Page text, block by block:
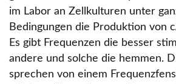
im Labor an Zellkulturen unter
Bedingungen die Produktion von
Es gibt Frequenzen die besser
andere und solche die hemmen.
sprechen von einem